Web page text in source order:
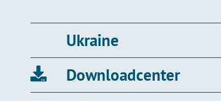
Ukraine
Downloadcenter